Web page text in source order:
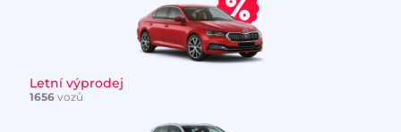
Letní výprodej
1656vozů